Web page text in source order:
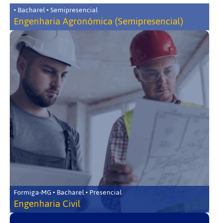
• Bacharel • Semipresencial
Engenharia Agronômica (Semipresencial)
Formiga-MG • Bacharel • Presencial
Engenharia Civil